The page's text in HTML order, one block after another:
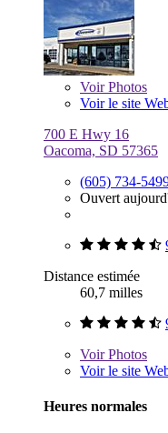
VoirPhotos
Voir le site
700 E Hwy 16
Oacoma, SD 57365
(605) 734-
Ouvert
Distance estimée
60,7 milles
VoirPhotos
Voir le site
Heures normales